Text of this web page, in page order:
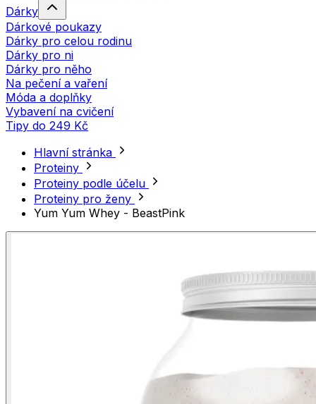
Dárky
Dárkové poukazy
Dárky pro celou rodinu
Dárky pro ni
Dárky pro něho
Na pečení a vaření
Móda a doplňky
Vybavení na cvičení
Tipy do 249 Kč
Hlavní stránka
Proteiny
Proteiny podle účelu
Proteiny pro ženy
Yum Yum Whey - BeastPink